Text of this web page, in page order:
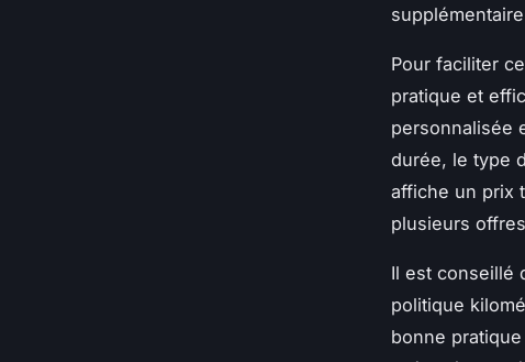
Pour faciliter
pratique et
personnalisée
durée, le type
affiche un prix
plusieurs
Il est conseillé
politique
bonne